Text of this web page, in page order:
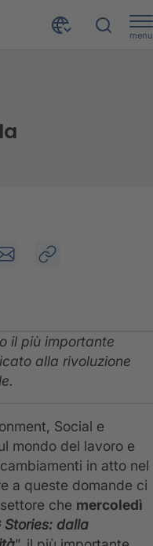
menu
il più importante
alla rivoluzione
Social e
mondo del lavoro e
in atto nel
a queste domande ci
che mercoledì
Stories: dalla